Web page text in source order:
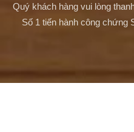
Quý khách hàng vui lòng
Số 1 tiến hành công chứng